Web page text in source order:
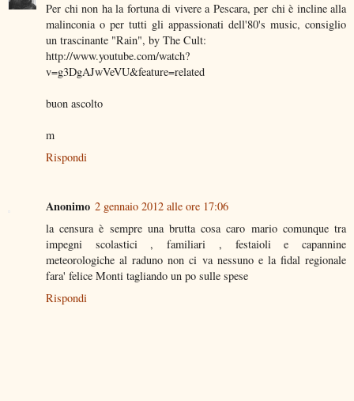
Per chi non ha la fortuna di vivere a Pescara, per chi è incline alla
malinconia o per tutti gli appassionati dell'80's music, consiglio
un trascinante "Rain", by The Cult:
http://www.youtube.com/watch?
v=g3DgAJwVeVU&feature=related
buon ascolto
m
Rispondi
Anonimo 2 gennaio 2012 alle ore 17:06
la censura è sempre una brutta cosa caro mario comunque tra
impegni scolastici , familiari , festaioli e capannine
meteorologiche al raduno non ci va nessuno e la fidal regionale
fara' felice Monti tagliando un po sulle spese
Rispondi